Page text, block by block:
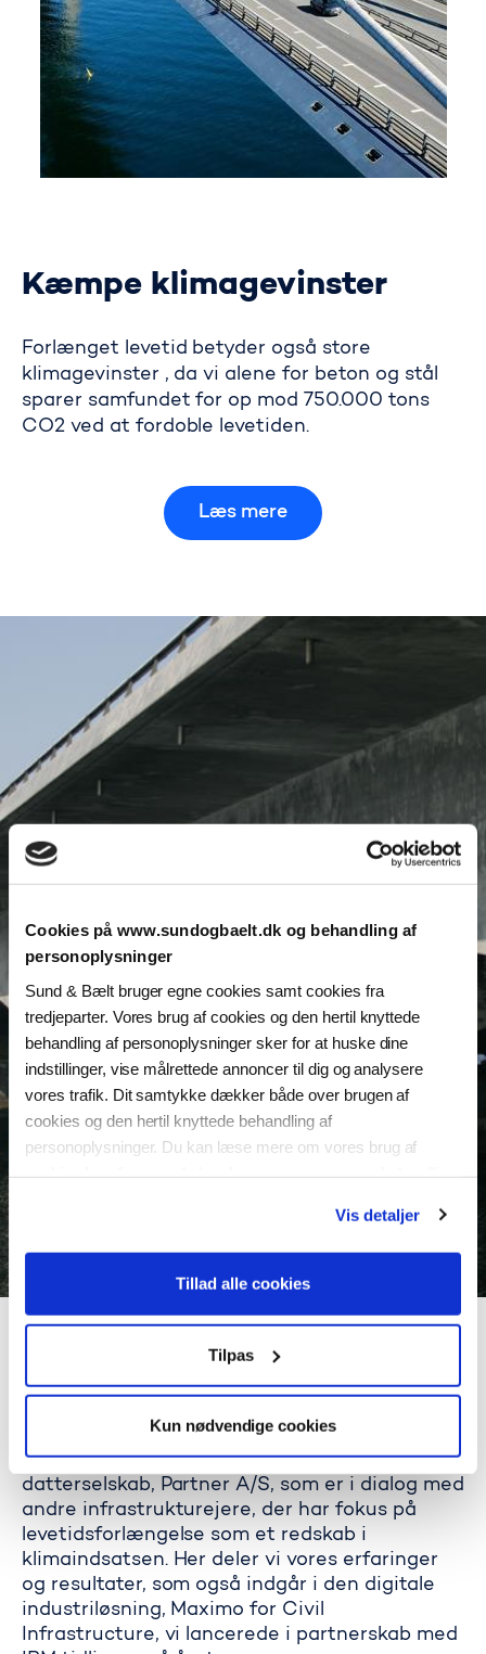
Cookies på www.sundogbaelt.dk og behandling af
personoplysninger
Sund & Bælt bruger egne cookies samt cookies fra
tredjeparter. Vores brug af cookies og den hertil knyttede
behandling af personoplysninger sker for at huske dine
indstillinger, vise målrettede annoncer til dig og analysere
vores trafik. Dit samtykke dækker både over brugen af
cookies og den hertil knyttede behandling af
personoplysninger. Du kan læse mere om vores brug af
tilbagekalde dit samtykke ved at klikke på “Ændring af dit
samtykke” i vores cookiepolitik.
Vis detaljer
Tillad alle cookies
Tilpas
Kun nødvendige cookies
Kæmpe klimagevinster
Forlænget levetid betyder også store
klimagevinster , da vi alene for beton og stål
sparer samfundet for op mod 750.000 tons
CO2 ved at fordoble levetiden.
Læs mere
Vi deler vores viden
Interessen for de mærkbare gevinster ses
også i antallet af henvendelser til vores
datterselskab, Partner A/S, som er i dialog med
andre infrastrukturejere, der har fokus på
levetidsforlængelse som et redskab i
klimaindsatsen. Her deler vi vores erfaringer
og resultater, som også indgår i den digitale
industriløsning, Maximo for Civil
Infrastructure, vi lancerede i partnerskab med